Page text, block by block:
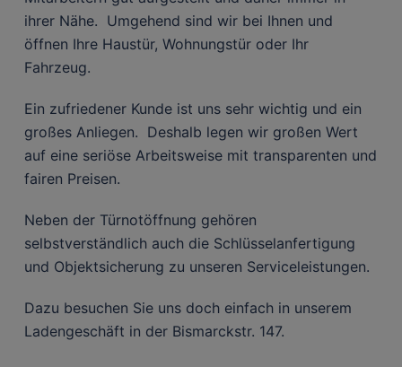
ihrer Nähe. Umgehend sind wir bei Ihnen und
öffnen Ihre Haustür, Wohnungstür oder Ihr
Fahrzeug.
Ein zufriedener Kunde ist uns sehr wichtig und ein
großes Anliegen. Deshalb legen wir großen Wert
auf eine seriöse Arbeitsweise mit transparenten und
fairen Preisen.
Neben der Türnotöffnung gehören
selbstverständlich auch die Schlüsselanfertigung
und Objektsicherung zu unseren Serviceleistungen.
Dazu besuchen Sie uns doch einfach in unserem
Ladengeschäft in der Bismarckstr. 147.